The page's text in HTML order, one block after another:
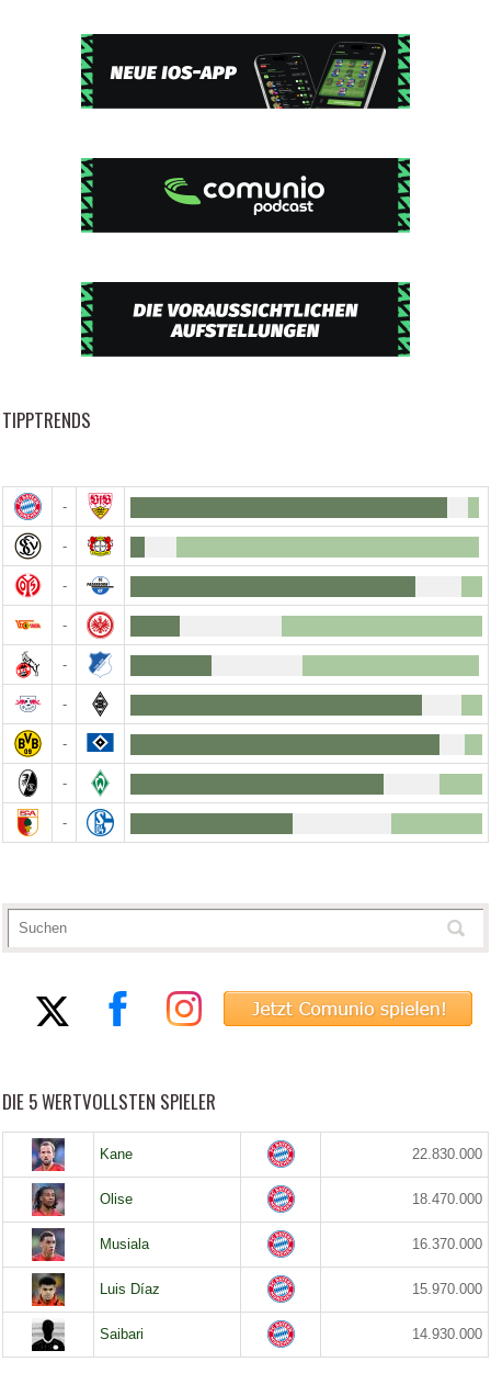
TIPPTRENDS
-
-
-
-
-
-
-
-
-
DIE 5 WERTVOLLSTEN SPIELER
Kane 22.830.000
Olise 18.470.000
Musiala 16.370.000
Luis Díaz 15.970.000
Saibari 14.930.000